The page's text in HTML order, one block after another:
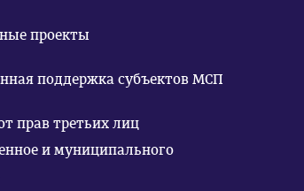
проекты
поддержка субъектов МСП
прав третьих лиц
и муниципального